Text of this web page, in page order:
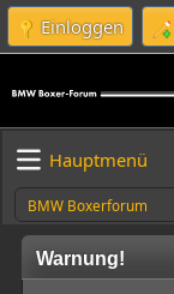
Einloggen
Hauptmenü
BMW Boxerforum
Warnung!